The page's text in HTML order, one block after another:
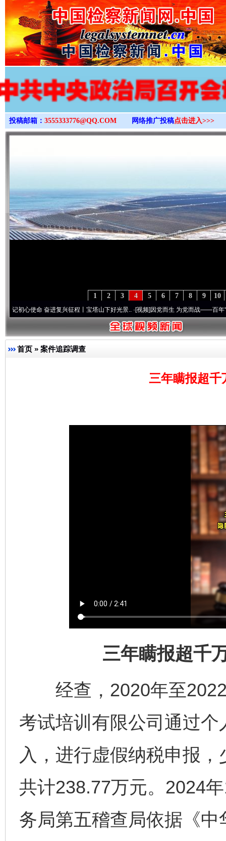
>
投稿邮箱： 3555333776@QQ.COM 网络推广投稿点击进入>>>
10
9
8
7
6
5
4
3
2
1
使命 奋进复兴征程丨宝塔山下好光景..·[视频]因党而生 为党而战——百年“纪”事⑧加
首页 » 案件追踪调查
三年瞒报超千
三年瞒报超千
经查，2020年至2022
考试培训有限公司通过
入，进行虚假纳税申报
共计238.77万元。2024
务局第五稽查局依据《